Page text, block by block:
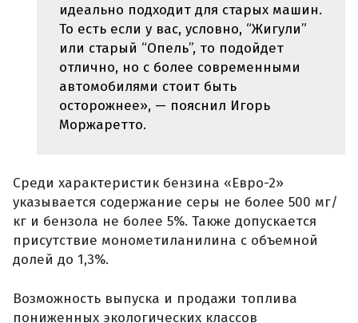
идеально подходит для старых машин.
То есть если у вас, условно, “Жигули”
или старый “Опель”, то подойдет
отлично, но с более современными
автомобилями стоит быть
осторожнее», — пояснил Игорь
Моржаретто.
Среди характеристик бензина «Евро-2»
указывается содержание серы не более 500 мг/
кг и бензола не более 5%. Также допускается
присутствие монометиланилина с объемной
долей до 1,3%.
Возможность выпуска и продажи топлива
пониженных экологических классов